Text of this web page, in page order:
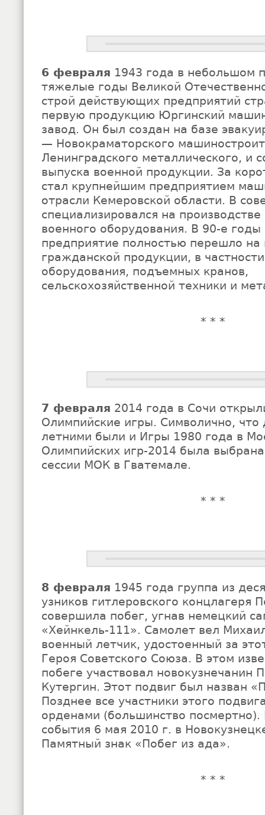
6 февраля 1943 года в небольшом
тяжелые годы Великой
строй действующих предприятий
первую продукцию Юргинский
завод. Он был создан на базе
— Новокраматорского
Ленинградского металлического, и
выпуска военной продукции. За
стал крупнейшим предприятием
отрасли Кемеровской области. В
специализировался на
военного оборудования. В 90-е
предприятие полностью перешло на
гражданской продукции, в
оборудования, подъемных кранов,
сельскохозяйственной техники и
* * *
7 февраля 2014 года в Сочи
Олимпийские игры. Символично, что
летними были и Игры 1980 года в
Олимпийских игр-2014 была
сессии МОК в Гватемале.
* * *
8 февраля 1945 года группа из
узников гитлеровского концлагеря
совершила побег, угнав немецкий
«Хейнкель-111». Самолет вел
военный летчик, удостоенный за
Героя Советского Союза. В этом
побеге участвовал новокузнечанин
Кутергин. Этот подвиг был назван
Позднее все участники этого
орденами (большинство посмертно).
события 6 мая 2010 г. в
Памятный знак «Побег из ада».
* * *